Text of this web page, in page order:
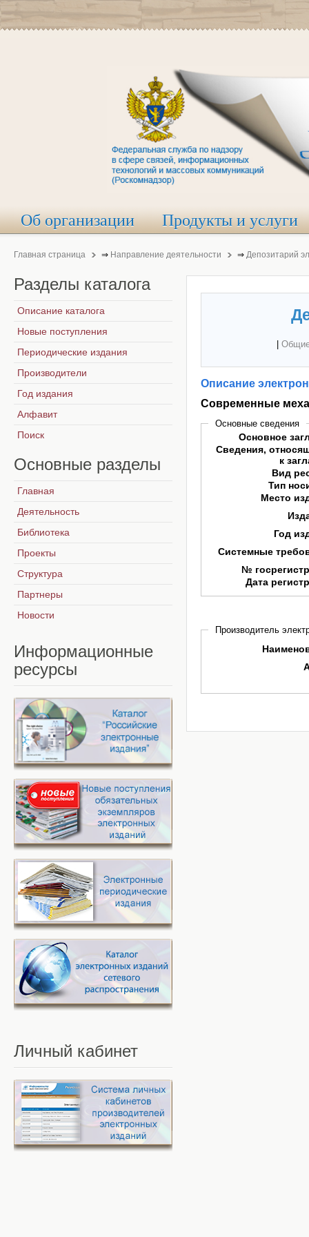
Об организации Продукты и услуги
Главная страница ⇒ Направление деятельности ⇒ Депозитарий
Описание
Современные
Основные сведения
Основное
Сведения,
к
Вид
Тип
Место
Год
Системные
№
Дата
Производитель
Разделы каталога
Описание каталога
Новые поступления
Периодические издания
Производители
Год издания
Алфавит
Поиск
Основные разделы
Главная
Деятельность
Библиотека
Проекты
Структура
Партнеры
Новости
Информационные
ресурсы
Личный кабинет